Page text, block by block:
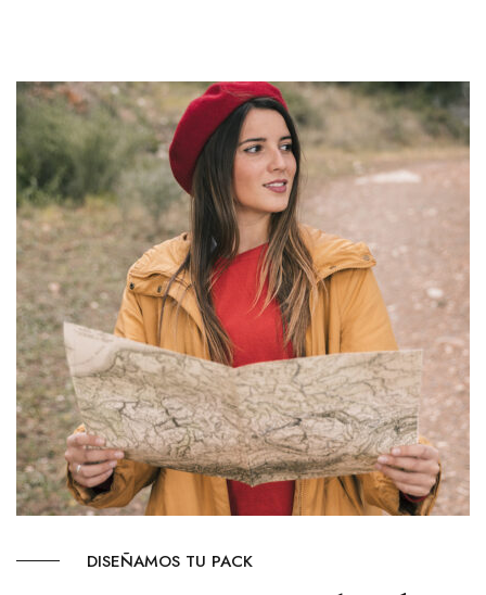
DISEÑAMOS TU PACK